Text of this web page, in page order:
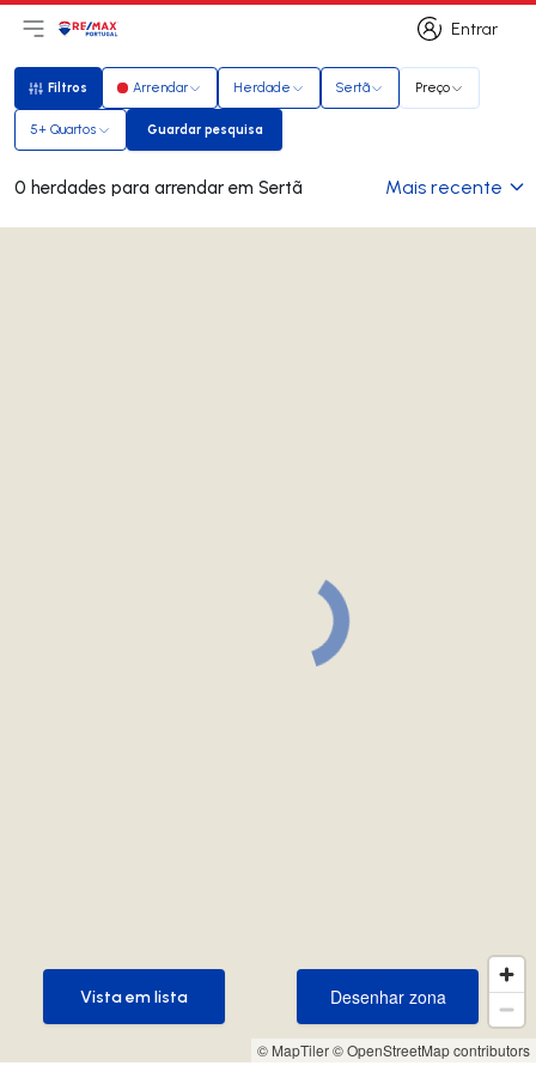
Entrar
Entrar
Abri menu principal
LogoIr para página inicial
Filtros
Filtros Arrendar Herdade Sertã Preço
5+ Quartos Guardar pesquisa
Guardar pesquisa
0 herdades para arrendar em Sertã Mais recente
© MapTiler© OpenStreetMap contributors
Desenhar zona
Desenhar zona
Vista em lista
Vista em lista